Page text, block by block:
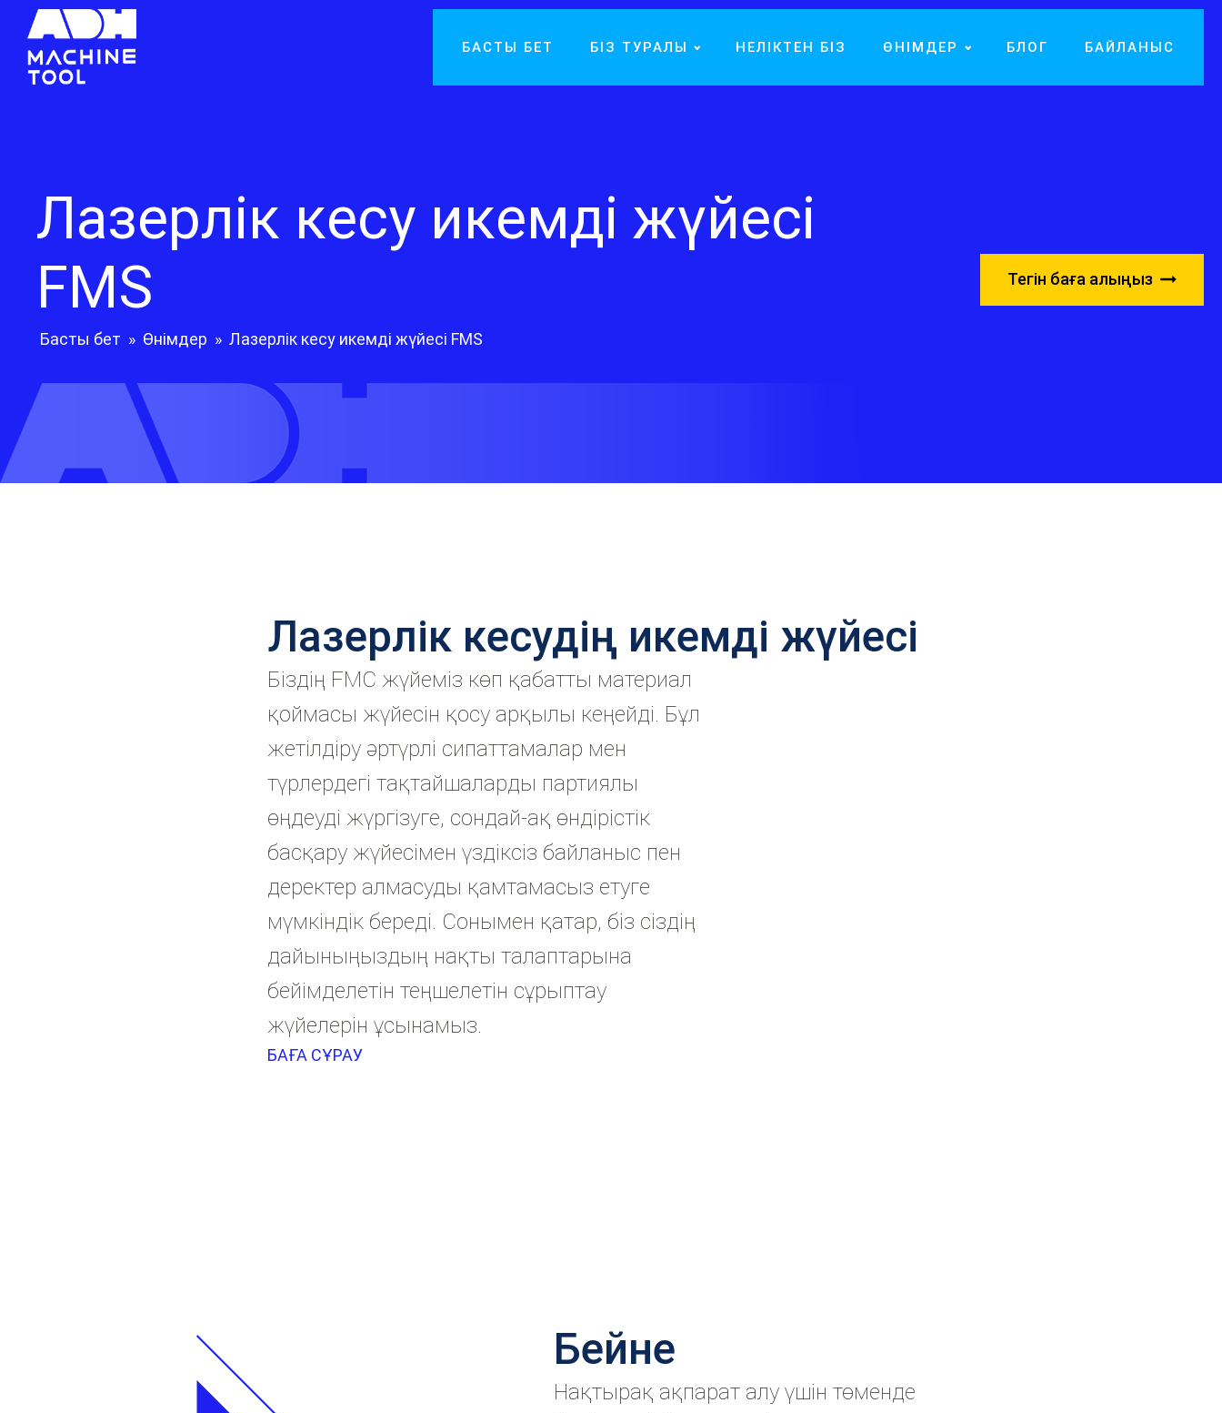
БАСТЫ БЕТ БІЗ ТУРАЛЫ НЕЛІКТЕН БІЗ ӨНІМДЕР БЛОГ БАЙЛАНЫС
Лазерлік кесу икемді жүйесі
FMS
Басты бет » Өнімдер » Лазерлік кесу икемді жүйесі FMS
Тегін баға алыңыз
Лазерлік кесудің икемді жүйесі
Біздің FMC жүйеміз көп қабатты материал
қоймасы жүйесін қосу арқылы кеңейді. Бұл
жетілдіру әртүрлі сипаттамалар мен
түрлердегі тақтайшаларды партиялы
өңдеуді жүргізуге, сондай-ақ өндірістік
басқару жүйесімен үздіксіз байланыс пен
деректер алмасуды қамтамасыз етуге
мүмкіндік береді. Сонымен қатар, біз сіздің
дайыныңыздың нақты талаптарына
бейімделетін теңшелетін сұрыптау
жүйелерін ұсынамыз.
БАҒА СҰРАУ
Бейне
Нақтырақ ақпарат алу үшін төменде